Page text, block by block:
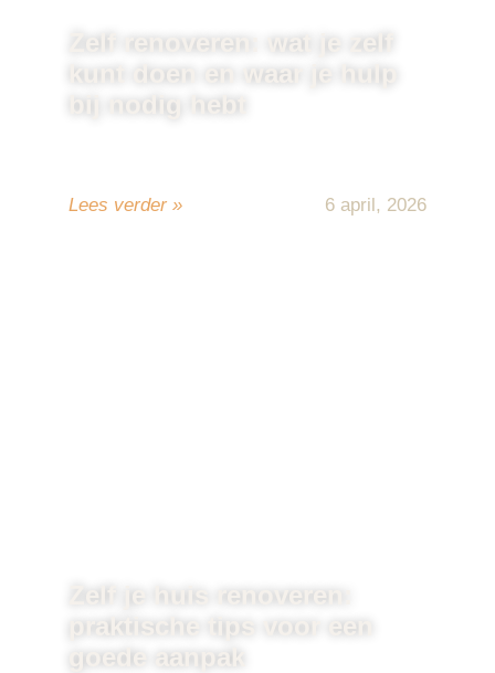
Zelf renoveren: wat je zelf
kunt doen en waar je hulp
bij nodig hebt
Lees verder » 6 april, 2026
Zelf je huis renoveren:
praktische tips voor een
goede aanpak